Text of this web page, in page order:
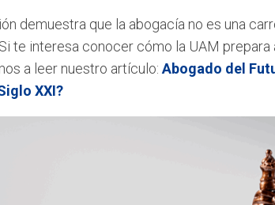
demuestra que la abogacía no es una
te interesa conocer cómo la UAM
a leer nuestro artículo:Abogado del
XXI?